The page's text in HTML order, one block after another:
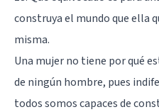
construya el mundo que ella
misma.
Una mujer no tiene por qué
de ningún hombre, pues
todos somos capaces de